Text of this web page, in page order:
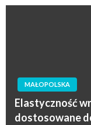
MAŁOPOLSKA
Elastyczność
dostosowane